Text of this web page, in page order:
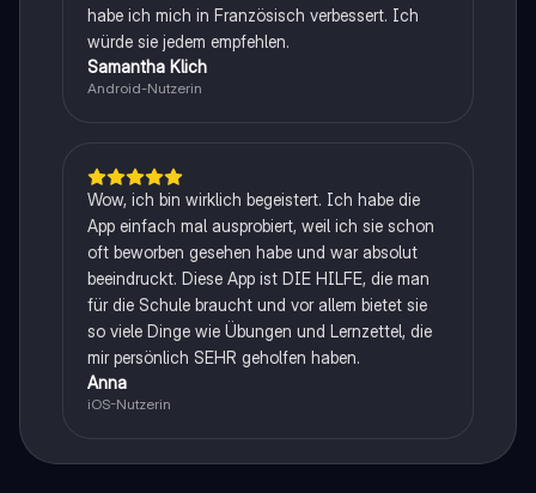
habe ich mich in Französisch verbessert. Ich
würde sie jedem empfehlen.
Samantha Klich
Android-Nutzerin
Wow, ich bin wirklich begeistert. Ich habe die
App einfach mal ausprobiert, weil ich sie schon
oft beworben gesehen habe und war absolut
beeindruckt. Diese App ist DIE HILFE, die man
für die Schule braucht und vor allem bietet sie
so viele Dinge wie Übungen und Lernzettel, die
mir persönlich SEHR geholfen haben.
Anna
iOS-Nutzerin